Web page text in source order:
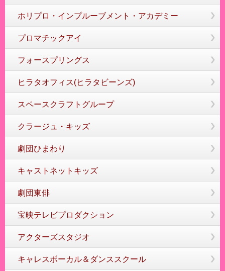
ホリプロ・インプルーブメント・アカデミー
プロマチックアイ
フォースプリングス
ヒラタオフィス(ヒラタビーンズ)
スペースクラフトグループ
クラージュ・キッズ
劇団ひまわり
キャストネットキッズ
劇団東俳
宝映テレビプロダクション
アクターズスタジオ
キャレスボーカル＆ダンススクール